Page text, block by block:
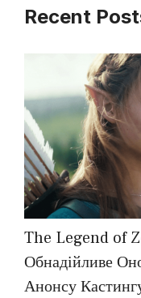
Recent
The Legend of
Обнадійливе
Анонсу